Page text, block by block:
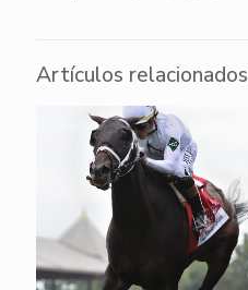
Artículos relacionados